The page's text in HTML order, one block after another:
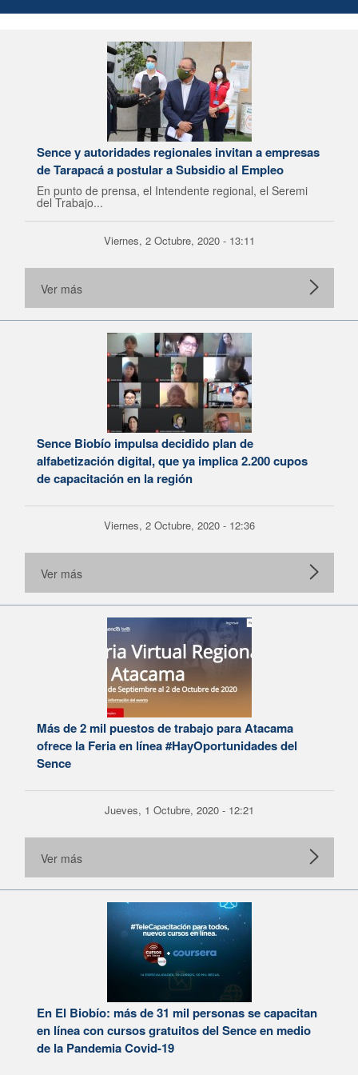
Sence y autoridades regionales invitan a empresas
de Tarapacá a postular a Subsidio al Empleo
En punto de prensa, el Intendente regional, el Seremi
del Trabajo...
Viernes, 2 Octubre, 2020 - 13:11
Ver más
Sence Biobío impulsa decidido plan de
alfabetización digital, que ya implica 2.200 cupos
de capacitación en la región
Viernes, 2 Octubre, 2020 - 12:36
Ver más
Más de 2 mil puestos de trabajo para Atacama
ofrece la Feria en línea #HayOportunidades del
Sence
Jueves, 1 Octubre, 2020 - 12:21
Ver más
En El Biobío: más de 31 mil personas se capacitan
en línea con cursos gratuitos del Sence en medio
de la Pandemia Covid-19